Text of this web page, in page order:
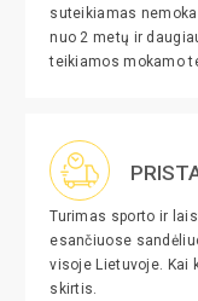
suteikiamas
nuo 2 metų ir
teikiamos mokamo
Turimas sporto ir
esančiuose
visoje Lietuvoje. Kai
skirtis.